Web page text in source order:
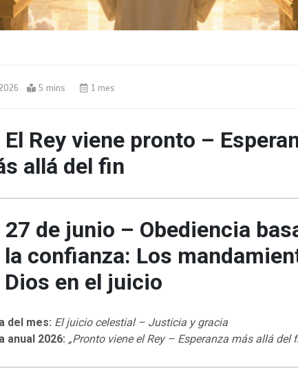
5 mins 1 mes
El Rey viene pronto –
allá del fin
27 de junio – Obediencia
la confianza: Los
Dios en el juicio
del mes: El juicio celestial – Justicia y gracia
anual 2026: „Pronto viene el Rey – Esperanza más allá del